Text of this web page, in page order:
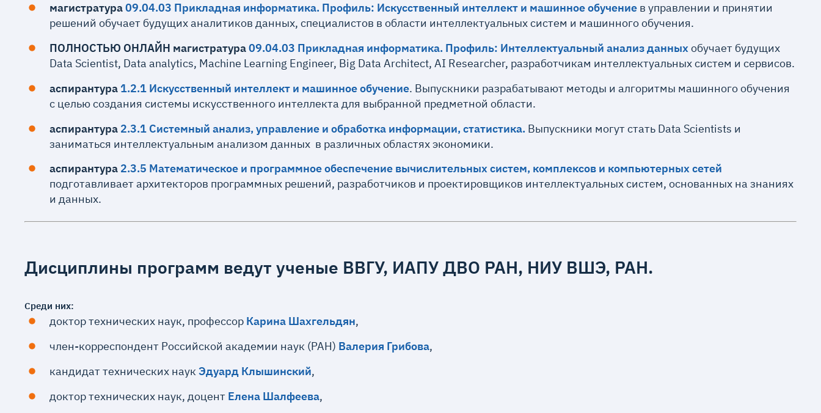
магистратура09.04.03 Прикладная информатика. Профиль: Искусственный интеллект и машинное обучение в управлении и принятии
решений обучает будущих аналитиков данных, специалистов в области интеллектуальных систем и машинного обучения.
ПОЛНОСТЬЮ ОНЛАЙН магистратура09.04.03 Прикладная информатика. Профиль: Интеллектуальный анализ данныхобучает будущих
Data Scientist, Data analytics, Machine Learning Engineer, Big Data Architect, AI Researcher, разработчикам интеллектуальных систем и сервисов.
аспирантура 1.2.1 Искусственный интеллект и машинное обучение. Выпускники разрабатывают методы и алгоритмы машинного обучения
с целью создания системы искусственного интеллекта для выбранной предметной области.
аспирантура 2.3.1 Системный анализ, управление и обработка информации, статистика. Выпускники могут стать Data Scientists и
заниматься интеллектуальным анализом данных в различных областях экономики.
аспирантура 2.3.5 Математическое и программное обеспечение вычислительных систем, комплексов и компьютерных сетей
подготавливает архитекторов программных решений, разработчиков и проектировщиков интеллектуальных систем, основанных на знаниях
и данных.
Дисциплины программ ведут ученые ВВГУ, ИАПУ ДВО РАН, НИУ ВШЭ, РАН.
Среди них:
доктор технических наук, профессор Карина Шахгельдян,
член-корреспондент Российской академии наук (РАН) Валерия Грибова,
кандидат технических наукЭдуард Клышинский,
доктор технических наук, доцент Елена Шалфеева,